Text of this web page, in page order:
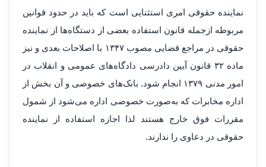
نماینده حقوقی امری استثنایی است که باید در حدود قوانین
مربوطه ازجمله قانون استفاده بعضی از دستگاه‌ها از نماینده
حقوقی در مراجع قضایی مصوب ۱۳۴۷ با اصلاحات بعدی و نیز
ماده ۳۲ قانون آیین دادرسی دادگاه‌های عمومی و انقلاب در
امور مدنی ۱۳۷۹ انجام شود. بانک‌های خصوصی و آن بخش از
اداره مخابرات که به‌صورت خصوصی اداره می‌شود از شمول
مقررات فوق خارج هستند لذا اجازه استفاده از نماینده
حقوقی در دعاوی را ندارند.